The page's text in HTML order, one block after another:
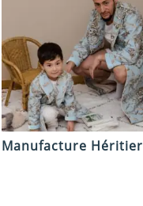
Manufacture Héritier